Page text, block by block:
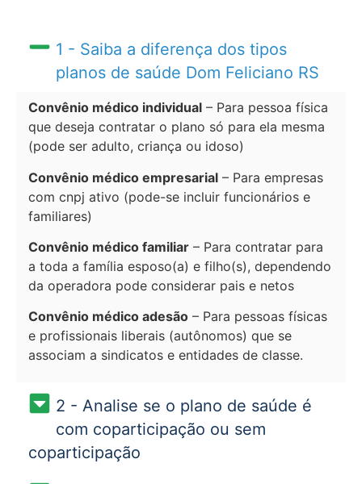
1 - Saiba a diferença dos tipos
planos de saúde Dom Feliciano RS
Convênio médico individual – Para pessoa física
que deseja contratar o plano só para ela mesma
(pode ser adulto, criança ou idoso)
Convênio médico empresarial – Para empresas
com cnpj ativo (pode-se incluir funcionários e
familiares)
Convênio médico familiar – Para contratar para
a toda a família esposo(a) e filho(s), dependendo
da operadora pode considerar pais e netos
Convênio médico adesão – Para pessoas físicas
e profissionais liberais (autônomos) que se
associam a sindicatos e entidades de classe.
2 - Analise se o plano de saúde é
com coparticipação ou sem
coparticipação